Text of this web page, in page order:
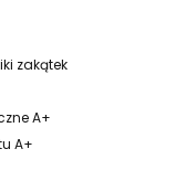
zakątek
A+
A+